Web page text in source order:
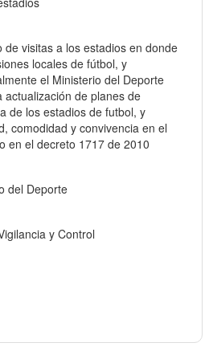
de visitas a los estadios en donde
locales de fútbol, y
el Ministerio del Deporte
actualización de planes de
de los estadios de futbol, y
comodidad y convivencia en el
en el decreto 1717 de 2010
del Deporte
y Control